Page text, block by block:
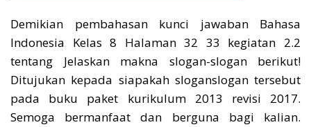
Demikian pembahasan kunci jawaban Bahasa
Indonesia Kelas 8 Halaman 32 33 kegiatan 2.2
tentang Jelaskan makna slogan-slogan berikut!
Ditujukan kepada siapakah sloganslogan tersebut
pada buku paket kurikulum 2013 revisi 2017.
Semoga bermanfaat dan berguna bagi kalian.